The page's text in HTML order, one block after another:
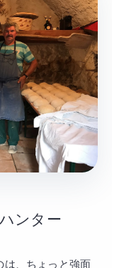
ンター
は、ちょっと強面